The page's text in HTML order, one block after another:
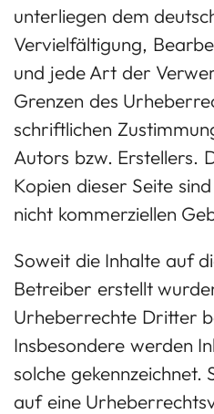
unterliegen dem
Vervielfältigung,
und jede Art der
Grenzen des
schriftlichen
Autors bzw. Erstellers.
Kopien dieser Seite
nicht kommerziellen
Soweit die Inhalte auf
Betreiber erstellt
Urheberrechte Dritter
Insbesondere werden
solche gekennzeichnet.
auf eine